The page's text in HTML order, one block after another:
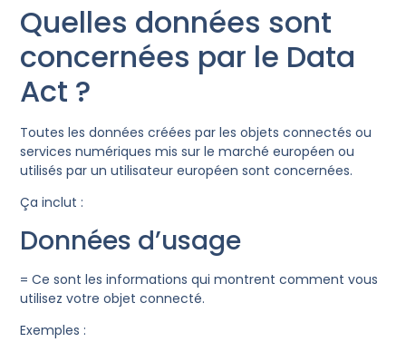
Quelles données sont
concernées par le Data
Act ?
Toutes les données créées par les objets connectés ou
services numériques mis sur le marché européen ou
utilisés par un utilisateur européen sont concernées.
Ça inclut :
Données d’usage
= Ce sont les informations qui montrent comment vous
utilisez votre objet connecté.
Exemples :